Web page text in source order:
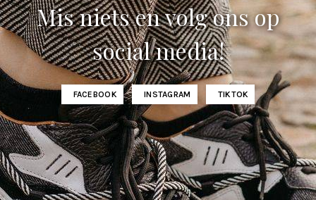
Mis niets en volg ons op
social media!
FACEBOOK INSTAGRAM TIKTOK